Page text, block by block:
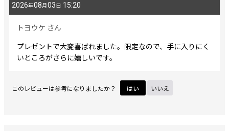
2026年08月03日 15:20
トヨウケ さん
プレゼントで大変喜ばれました。限定なので、手に入りにく
いところがさらに嬉しいです。
このレビューは参考になりましたか？ はい いいえ